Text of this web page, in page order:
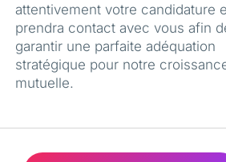
attentivement votre candidature
prendra contact avec vous afin
garantir une parfaite adéquation
stratégique pour notre
mutuelle.